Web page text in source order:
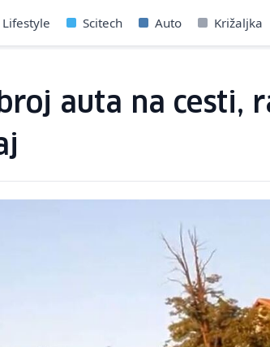
Lifestyle Scitech Auto Križaljka
auta na cesti,